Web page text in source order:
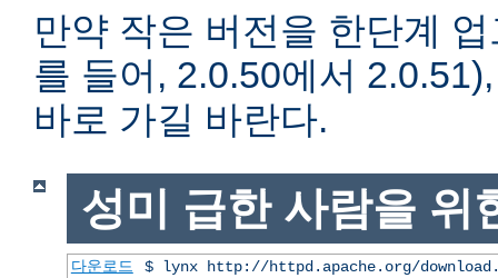
만약 작은 버전을 한단계
를 들어, 2.0.50에서
바로 가길 바란다.
성미 급한 사람을 위
다운로드
$ lynx http://httpd.apache.org/